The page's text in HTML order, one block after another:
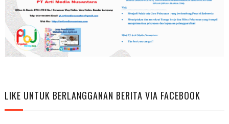
LIKE UNTUK BERLANGGANAN BERITA VIA FACEBOOK